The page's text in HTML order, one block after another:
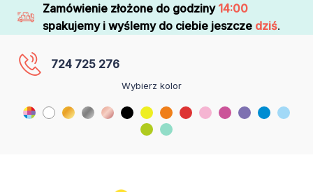
Zamówienie złożone do godziny 14:00
spakujemy i wyślemy do ciebie jeszcze dziś.
724 725 276
Wybierz kolor